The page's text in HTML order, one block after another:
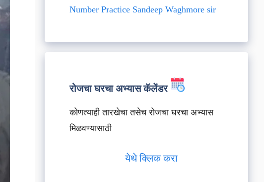
Number Practice Sandeep Waghmore sir
रोजचा घरचा अभ्यास कॅलेंडर
कोणत्याही तारखेचा तसेच रोजचा घरचा अभ्यास
मिळवण्यासाठी
येथे क्लिक करा